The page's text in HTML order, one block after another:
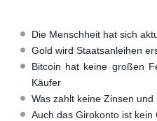
Die Menschheit hat sich
Gold wird Staatsanleihen
Bitcoin hat keine großen
Käufer
Was zahlt keine Zinsen
Auch das Girokonto ist kein